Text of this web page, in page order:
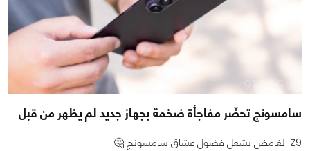
سامسونج تحضّر مفاجأة ضخمة بجهاز جديد لم يظهر من قبل
Z9 الغامض يشعل فضول عشاق سامسونج 🤔